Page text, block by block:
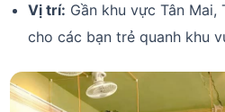
Vị trí: Gần khu vực Tân
cho các bạn trẻ quanh khu